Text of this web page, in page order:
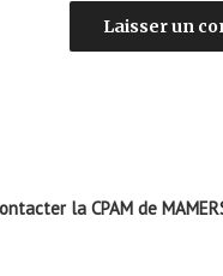
la CPAM de